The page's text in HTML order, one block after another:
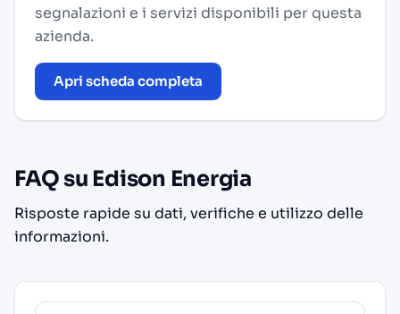
segnalazioni e i servizi disponibili per questa
azienda.
Apri scheda completa
FAQ su Edison Energia
Risposte rapide su dati, verifiche e utilizzo delle
informazioni.